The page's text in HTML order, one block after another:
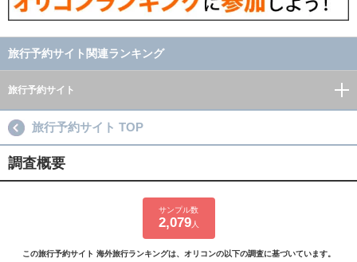
旅行予約サイト関連ランキング
旅行予約サイト
旅行予約サイト TOP
調査概要
サンプル数
2,079人
この旅行予約サイト 海外旅行ランキングは、オリコンの以下の調査に基づいています。